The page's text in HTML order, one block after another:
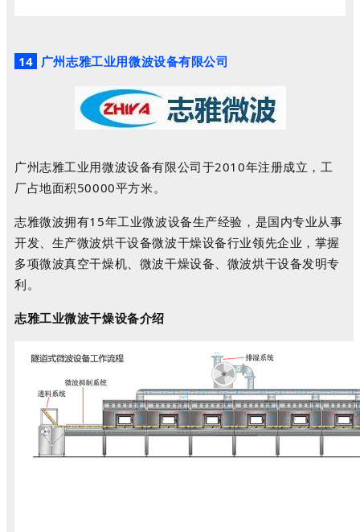
14 广州志雅工业用微波设备有限公司
广州志雅工业用微波设备有限公司于2010年注册成立，工
厂占地面积50000平方米。
志雅微波拥有15年工业微波设备生产经验，是国内专业从事
开发、生产微波烘干设备微波干燥设备行业领先企业，掌握
多项微波真空干燥机、微波干燥设备、微波烘干设备发明专
利。
志雅工业微波干燥设备介绍